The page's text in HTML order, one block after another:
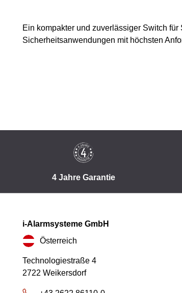
Ein kompakter und zuverlässiger Switch
Sicherheitsanwendungen mit höchsten
4 Jahre Garantie
i-Alarmsysteme GmbH
Österreich
Technologiestraße 4
2722 Weikersdorf